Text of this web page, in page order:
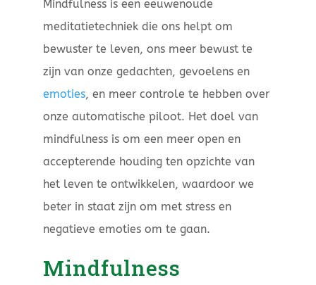
Mindfulness is een eeuwenoude
meditatietechniek die ons helpt om
bewuster te leven, ons meer bewust te
zijn van onze gedachten, gevoelens en
emoties, en meer controle te hebben over
onze automatische piloot. Het doel van
mindfulness is om een meer open en
accepterende houding ten opzichte van
het leven te ontwikkelen, waardoor we
beter in staat zijn om met stress en
negatieve emoties om te gaan.
Mindfulness